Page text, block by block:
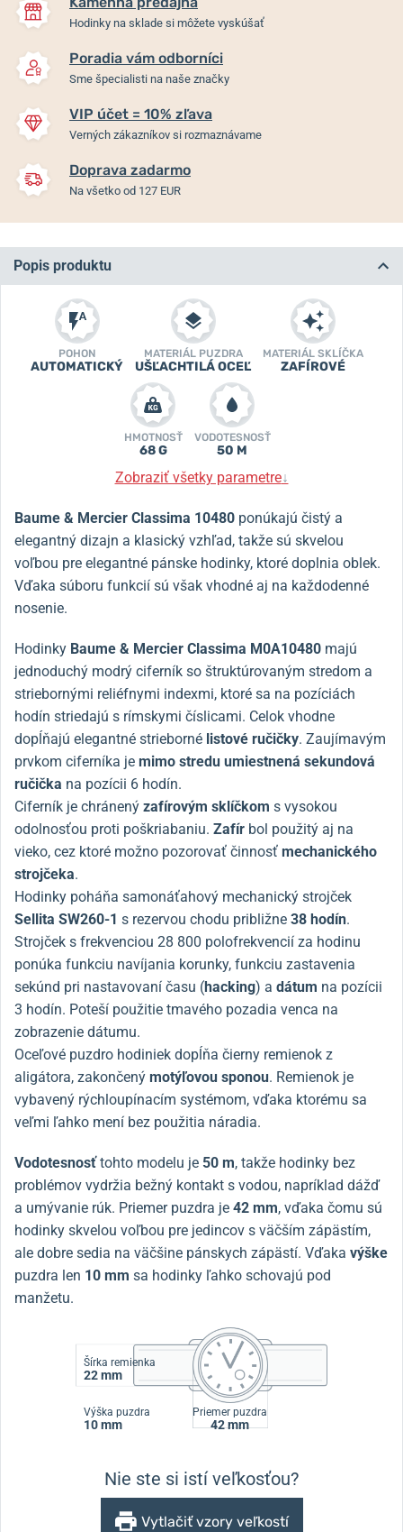
Hodinky na sklade si môžete vyskúšať
Poradia vám odborníci
Sme špecialisti na naše značky
VIP účet = 10% zľava
Verných zákazníkov si rozmaznávame
Doprava zadarmo
Na všetko od 127 EUR
Popis produktu
POHON
AUTOMATICKÝ
MATERIÁL PUZDRA
UŠĽACHTILÁ OCEĽ
MATERIÁL SKLÍČKA
ZAFÍROVÉ
HMOTNOSŤ
68 G
VODOTESNOSŤ
50 M
Zobraziť všetky parametre↓
Baume & Mercier Classima 10480 ponúkajú čistý a
elegantný dizajn a klasický vzhľad, takže sú skvelou
voľbou pre elegantné pánske hodinky, ktoré doplnia oblek.
Vďaka súboru funkcií sú však vhodné aj na každodenné
nosenie.
Hodinky Baume & Mercier Classima M0A10480 majú
jednoduchý modrý ciferník so štruktúrovaným stredom a
striebornými reliéfnymi indexmi, ktoré sa na pozíciách
hodín striedajú s rímskymi číslicami. Celok vhodne
dopĺňajú elegantné strieborné listové ručičky. Zaujímavým
prvkom ciferníka je mimo stredu umiestnená sekundová
ručička na pozícii 6 hodín.
Ciferník je chránený zafírovým sklíčkom s vysokou
odolnosťou proti poškriabaniu. Zafír bol použitý aj na
vieko, cez ktoré možno pozorovať činnosť mechanického
strojčeka.
Hodinky poháňa samonáťahový mechanický strojček
Sellita SW260-1 s rezervou chodu približne 38 hodín.
Strojček s frekvenciou 28 800 polofrekvencií za hodinu
ponúka funkciu navíjania korunky, funkciu zastavenia
sekúnd pri nastavovaní času (hacking) a dátum na pozícii
3 hodín. Poteší použitie tmavého pozadia venca na
zobrazenie dátumu.
Oceľové puzdro hodiniek dopĺňa čierny remienok z
aligátora, zakončený motýľovou sponou. Remienok je
vybavený rýchloupínacím systémom, vďaka ktorému sa
veľmi ľahko mení bez použitia náradia.
Vodotesnosťtohto modelu je 50 m, takže hodinky bez
problémov vydržia bežný kontakt s vodou, napríklad dážď
a umývanie rúk. Priemer puzdra je 42 mm, vďaka čomu sú
hodinky skvelou voľbou pre jedincov s väčším zápästím,
ale dobre sedia na väčšine pánskych zápästí. Vďaka výške
puzdra len 10 mm sa hodinky ľahko schovajú pod
manžetu.
Šírka remienka
22 mm
Výška puzdra
10 mm
Priemer puzdra
42 mm
Nie ste si istí veľkosťou?
Vytlačiť vzory veľkostí